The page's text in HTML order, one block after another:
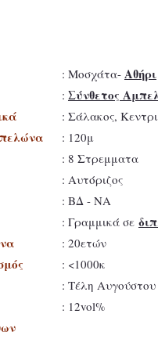
: Μοσχάτα- Αθήρι
: Σύνθετος
: Σάλακος,
: 120μ
: 8 Στρεμματα
: Αυτόριζος
: ΒΔ - ΝΑ
: Γραμμικά σε
: 20ετών
: <1000κ
: Τέλη Αυγούστου
: 12vol%